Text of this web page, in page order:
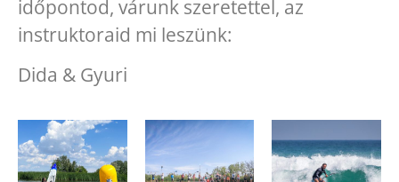
időpontod, várunk szeretettel, az
instruktoraid mi leszünk:
Dida & Gyuri